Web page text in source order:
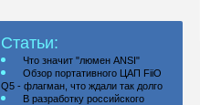
Статьи:
Что значит "люмен ANSI"
Обзор портативного ЦАП FiiO
Q5 - флагман, что ждали так долго
В разработку российского